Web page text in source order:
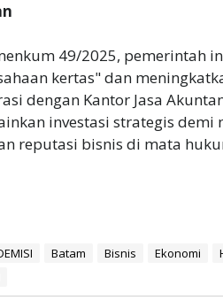
49/2025, pemerintah
kertas" dan
dengan Kantor Jasa
investasi strategis
reputasi bisnis di mata
Batam Bisnis Ekonomi